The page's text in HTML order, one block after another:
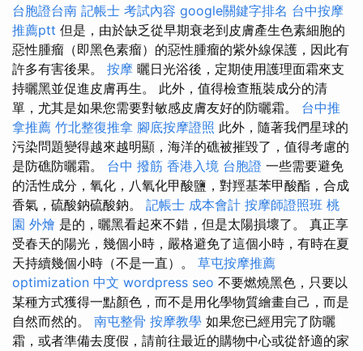
台胞證台南 記帳士 考試內容 google關鍵字排名 台中按摩
推薦ptt 但是，由於缺乏從早期衰老到皮膚產生色素細胞的
惡性腫瘤（即黑色素瘤）的惡性腫瘤的紫外線保護，因此有
許多有害後果。 按摩 曬日光浴後，定期使用護理面霜來支
持曬黑並促進皮膚再生。 此外，值得檢查瓶裝成分的清
單，尤其是如果您需要對敏感皮膚友好的防曬霜。 台中推
拿推薦 竹北整復推拿 腳底按摩證照 此外，隨著我​​們星球的
污染問題變得越來越明顯，海洋的礁被摧毀了，值得考慮的
是防礁防曬霜。 台中 撥筋 香港入境 台胞證 一些需要避免
的活性成分，氧化，八氧化甲酸鹽，對羥基苯甲酸酯，合成
香氣，硫酸鈉硫酸鈉。 記帳士 成本會計 按摩師證照班 桃
園 外燴 是的，曬黑看起來不錯，但是太陽損壞了。 真正享
受春天的陽光，幾個小時，嚴格避免了這個小時，有時在夏
天持續幾個小時（不是一直）。 草屯按摩推薦
optimization 中文 wordpress seo 不要燃燒黑色，只要以
某種方式獲得一點顏色，而不是用化學物質繪畫自己，而是
自然而然的。 南屯整骨 按摩教學 如果您已經用完了防曬
霜，或者準備去度假，請前往最近的購物中心或從舒適的家